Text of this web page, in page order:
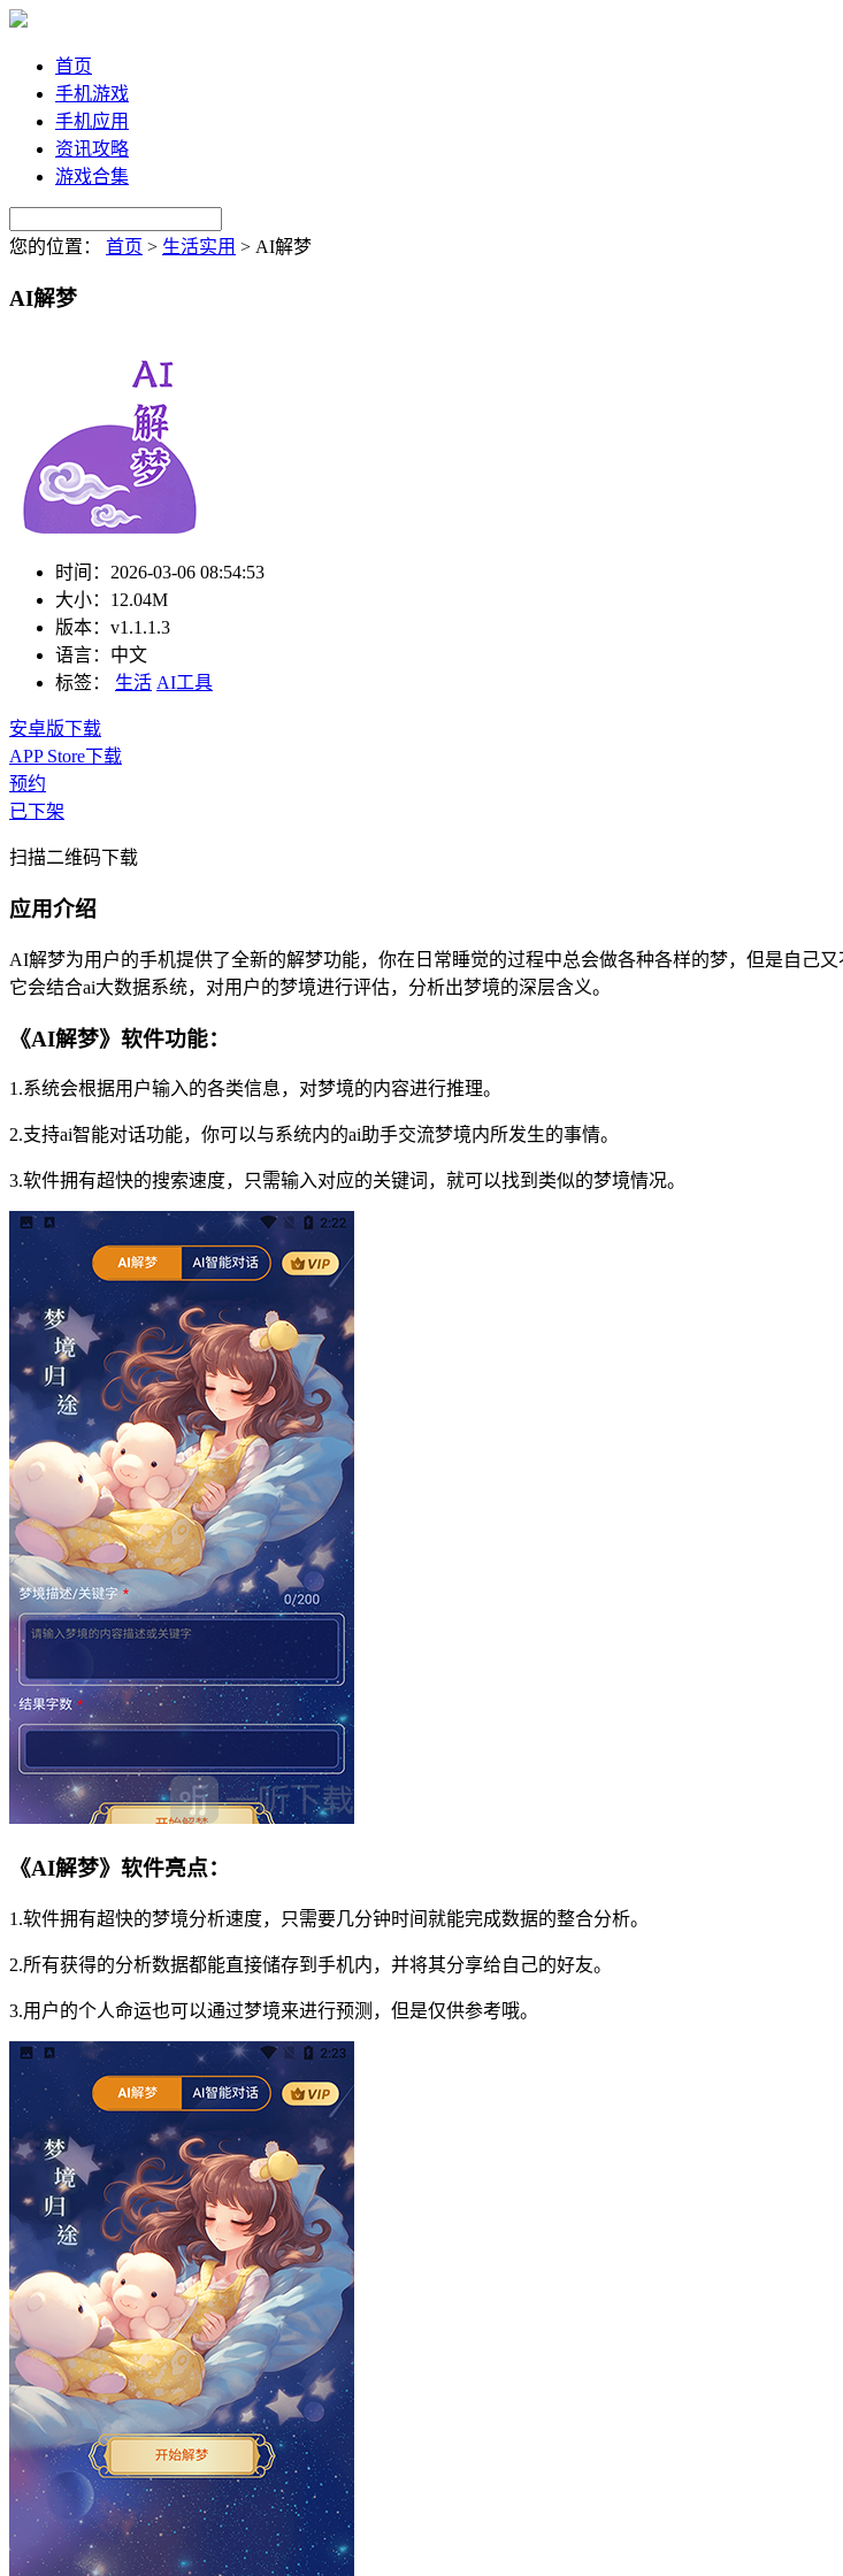
首页
手机游戏
手机应用
资讯攻略
游戏合集
您的位置： 首页 > 生活实用 > AI解梦
AI解梦
时间： 2026-03-06 08:54:53
大小： 12.04M
版本： v1.1.1.3
语言： 中文
标签：
生活 AI工具
安卓版下载
APP Store下载
预约
已下架
扫描二维码下载
应用介绍
AI解梦为用户的手机提供了全新的解梦功能，你在日常睡觉的过程中总会做各种各样的梦，但是自己
它会结合ai大数据系统，对用户的梦境进行评估，分析出梦境的深层含义。
《AI解梦》软件功能：
1.系统会根据用户输入的各类信息，对梦境的内容进行推理。
2.支持ai智能对话功能，你可以与系统内的ai助手交流梦境内所发生的事情。
3.软件拥有超快的搜索速度，只需输入对应的关键词，就可以找到类似的梦境情况。
《AI解梦》软件亮点：
1.软件拥有超快的梦境分析速度，只需要几分钟时间就能完成数据的整合分析。
2.所有获得的分析数据都能直接储存到手机内，并将其分享给自己的好友。
3.用户的个人命运也可以通过梦境来进行预测，但是仅供参考哦。